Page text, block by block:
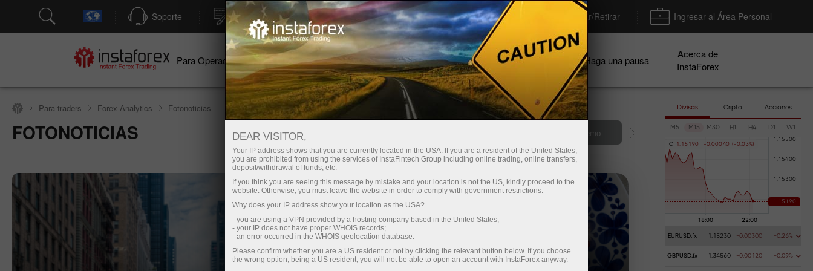
Soporte Apertura instantánea de la cuenta Plataforma comercial Depositar/Retirar Ingresar al Área Personal
Para Operadores Para Principiantes Para Inversionistas Para Socios Campañas Haga una pausa
Acerca de
InstaForex
Para traders Forex Analytics Fotonoticias
FOTONOTICIASAbra una cuenta de operaciones Abra una cuenta demo Deposite dinero
Divisas Cripto Acciones
M5 M15 M30 H1 H4 D1 W1
C 1 . 1 5 1 90 -0 .000 40 ( -0 .0 3%
EURUSD.fx 1.15230 -0.00300 -0.26%
GBPUSD.fx 1.34560 -0.00120 -0.09%
DEAR VISITOR,
Your IP address shows that you are currently located in the USA. If you are a resident of the United States,
you are prohibited from using the services of InstaFintech Group including online trading, online transfers,
deposit/withdrawal of funds, etc.
If you think you are seeing this message by mistake and your location is not the US, kindly proceed to the
website. Otherwise, you must leave the website in order to comply with government restrictions.
Why does your IP address show your location as the USA?
- you are using a VPN provided by a hosting company based in the United States;
- your IP does not have proper WHOIS records;
- an error occurred in the WHOIS geolocation database.
Please confirm whether you are a US resident or not by clicking the relevant button below. If you choose
the wrong option, being a US resident, you will not be able to open an account with InstaForex anyway.